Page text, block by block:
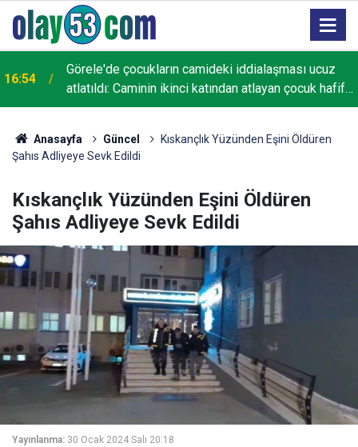
16:54
Görele'de çocukların camideki iddialaşması ucuz
atlatıldı: Caminin ikinci katından atlayan çocuk hafif
yaralandı
Anasayfa Güncel
Kıskançlık Yüzünden Eşini Öldüren
Şahıs Adliyeye Sevk Edildi
Kıskançlık Yüzünden Eşini Öldüren
Şahıs Adliyeye Sevk Edildi
Yayınlanma: 30 Ocak 2024 Salı 20:18